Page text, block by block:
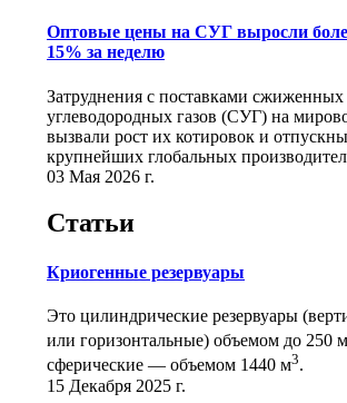
Оптовые цены на СУГ выросли
15% за неделю
Затруднения с поставками сжиженных
углеводородных газов (СУГ) на
вызвали рост их котировок и
крупнейших глобальных
03 Мая 2026 г.
Статьи
Криогенные резервуары
Это цилиндрические резервуары
или горизонтальные) объемом до 250 м
сферические ― объемом 1440 м3.
15 Декабря 2025 г.